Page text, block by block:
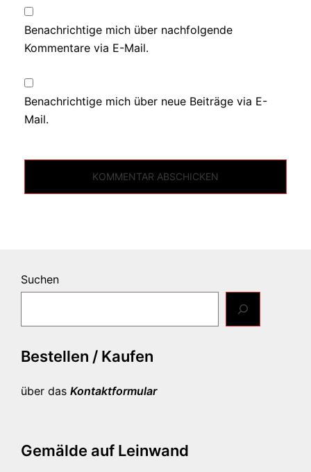
Benachrichtige mich über nachfolgende
Kommentare via E-Mail.
Benachrichtige mich über neue Beiträge via E-
Mail.
Suchen
Bestellen / Kaufen
über das Kontaktformular
Gemälde auf Leinwand